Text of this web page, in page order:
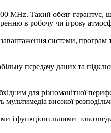
MHz. Такий обсяг гарантує,
в робочу чи ігрову
системи, програм
передачу даних та
для різноманітної
високої
і функціональними